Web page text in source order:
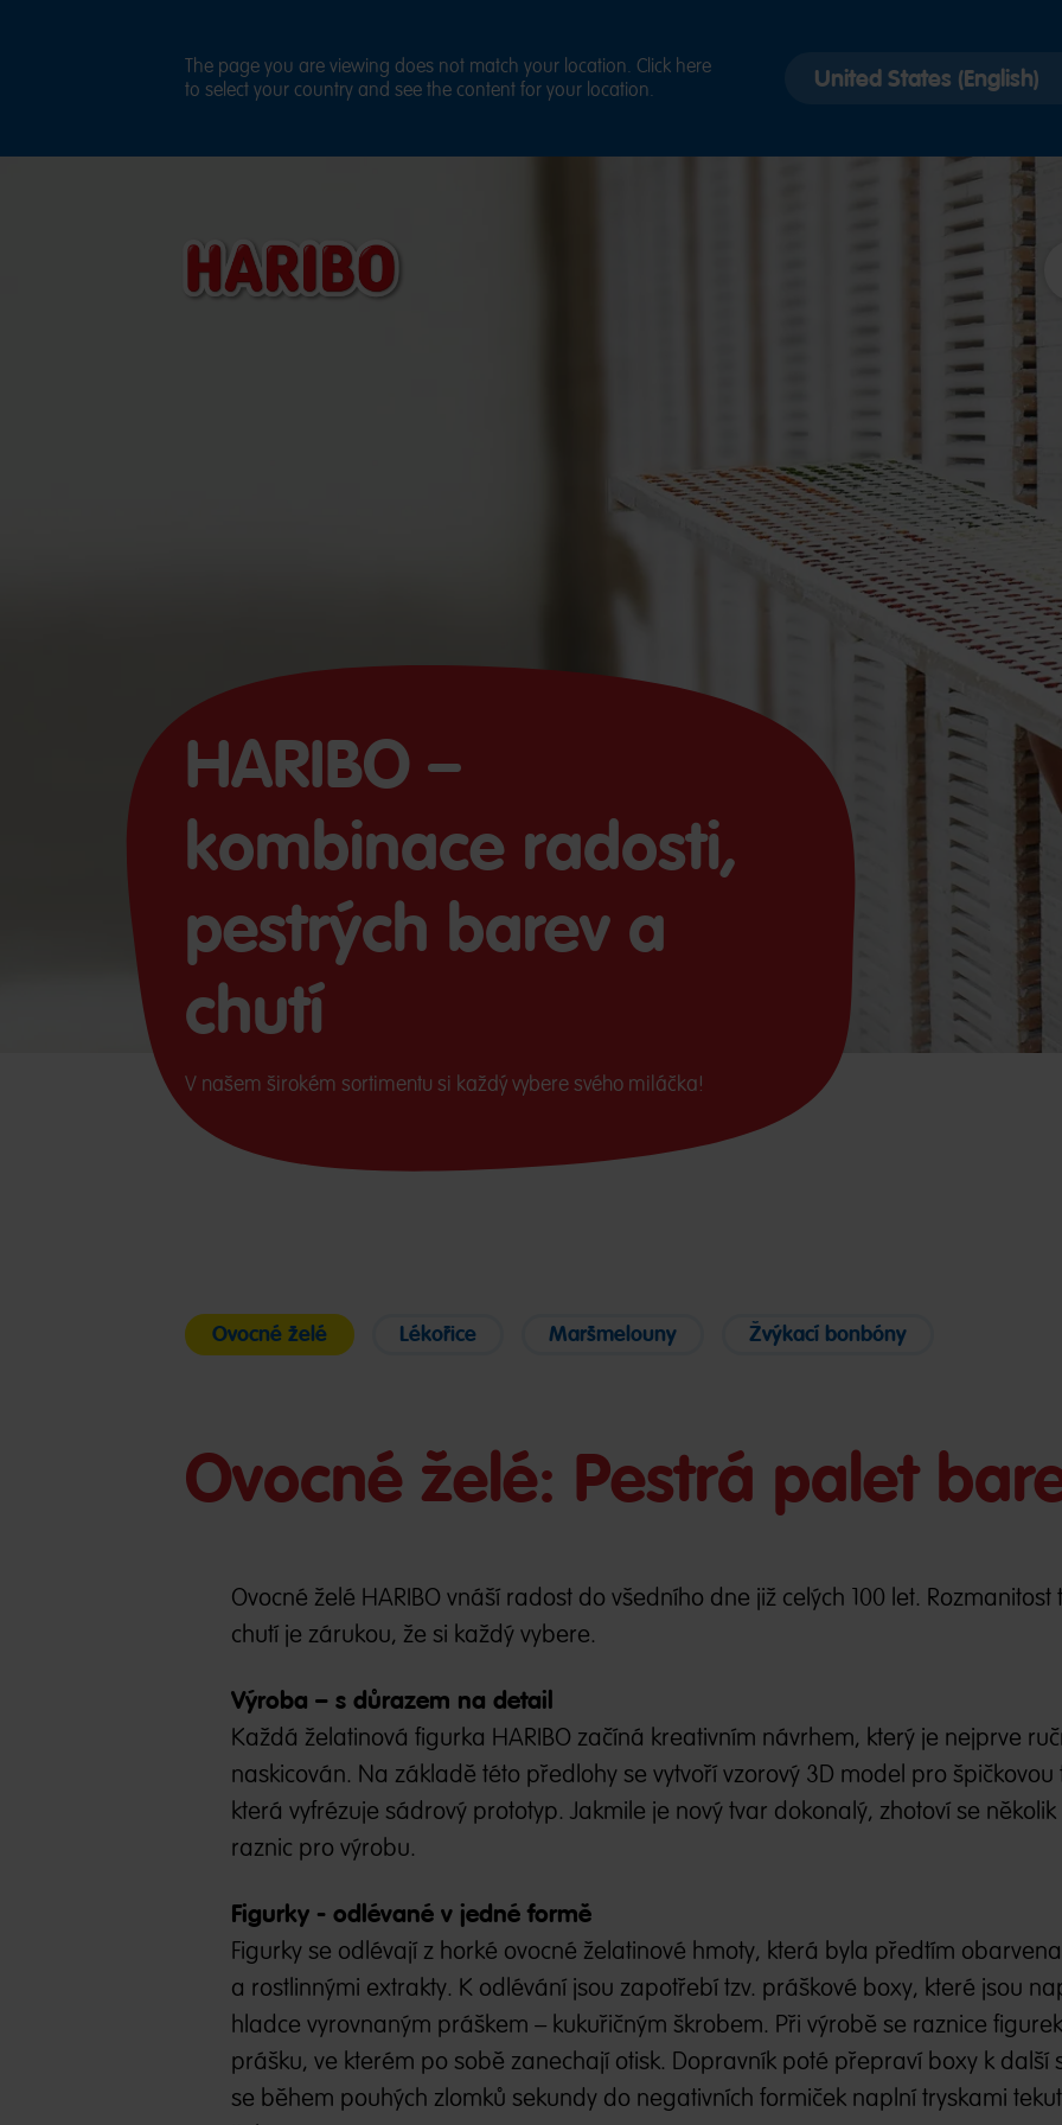
HARIBO –
kombinace radosti,
pestrých barev a
chutí
V našem širokém sortimentu si každý vybere svého miláčka!
Ovocné želé Lékořice Maršmelouny Žvýkací bonbóny
Ovocné želé: Pestrá palet
Ovocné želé HARIBO vnáší radost do všedního dne již celých 100 let. Rozmanitost
chutí je zárukou, že si každý vybere.
Výroba – s důrazem na detail
Každá želatinová figurka HARIBO začíná kreativním návrhem, který je nejprve
naskicován. Na základě této předlohy se vytvoří vzorový 3D model pro špičkovou
která vyfrézuje sádrový prototyp. Jakmile je nový tvar dokonalý, zhotoví se několik
raznic pro výrobu.
Figurky - odlévané v jedné formě
Figurky se odlévají z horké ovocné želatinové hmoty, která byla předtím
a rostlinnými extrakty. K odlévání jsou zapotřebí tzv. práškové boxy, které jsou
hladce vyrovnaným práškem – kukuřičným škrobem. Při výrobě se raznice
prášku, ve kterém po sobě zanechají otisk. Dopravník poté přepraví boxy k další
se během pouhých zlomků sekundy do negativních formiček naplní tryskami
The page you are viewing does not match your location. Click here
to select your country and see the content for your location.
country